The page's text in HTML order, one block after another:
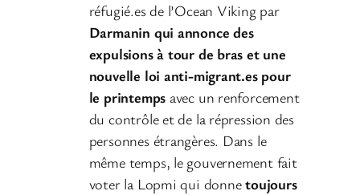
réfugié.es de l’Ocean Viking par
Darmanin qui annonce des
expulsions à tour de bras et une
nouvelle loi anti-migrant.es pour
le printemps avec un renforcement
du contrôle et de la répression des
personnes étrangères. Dans le
même temps, le gouvernement fait
voter la Lopmi qui donnetoujours